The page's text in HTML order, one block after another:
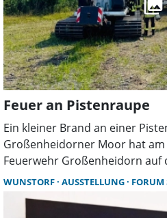
Feuer an Pistenraupe
Ein kleiner Brand an einer
Großenheidorner Moor hat
Feuerwehr Großenheidorn auf
des umsichtigen Handelns des
Eingreifens der Einsatzkräfte
Feuers verhindert werden.
WUNSTORF AUSSTELLUNG FORUM